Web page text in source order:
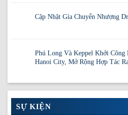
Cập Nhật Gía Chuyển Nhượng
Phú Long Và Keppel Khởi Công
Hanoi City, Mở Rộng Hợp Tác
SỰ KIỆN